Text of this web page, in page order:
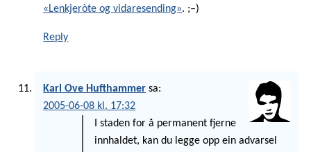
«Lenkjeròte og vidaresending». ;–)
Reply
Karl Ove Hufthammer sa:
2005-06-08 kl. 17:32
I staden for å permanent fjerne
innhaldet, kan du legge opp ein advarsel